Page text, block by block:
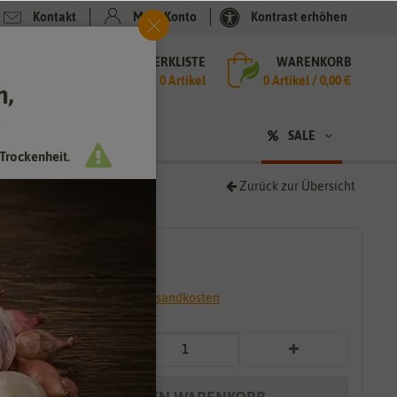
Kontakt Mein Konto Kontrast erhöhen
MERKLISTE
0 Artikel
WARENKORB
0Artikel /0,00 €
SALE
Zurück zur Übersicht
* inkl. 7% MwSt. zzgl. Versandkosten